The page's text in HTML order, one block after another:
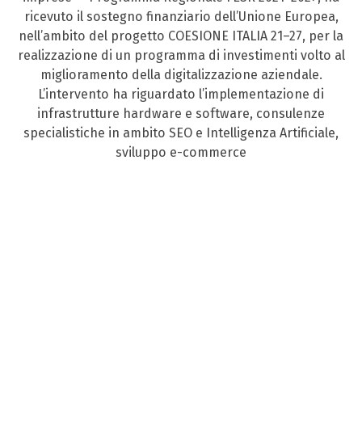
ricevuto il sostegno finanziario dell’Unione Europea,
nell’ambito del progetto COESIONE ITALIA 21–27, per la
realizzazione di un programma di investimenti volto al
miglioramento della digitalizzazione aziendale.
L’intervento ha riguardato l’implementazione di
infrastrutture hardware e software, consulenze
specialistiche in ambito SEO e Intelligenza Artificiale,
sviluppo e-commerce